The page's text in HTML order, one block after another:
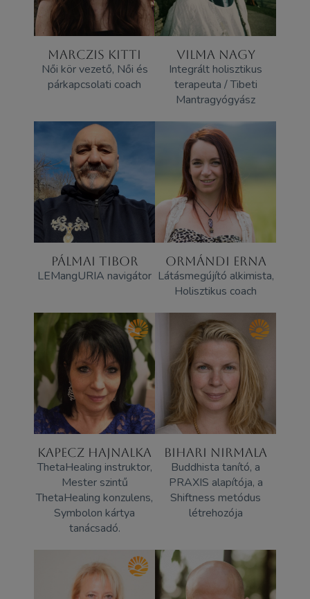
MARCZIS KITTI
Női kör vezető, Női és
párkapcsolati coach
VILMA NAGY
Integrált holisztikus
terapeuta / Tibeti
Mantragyógyász
PÁLMAI TIBOR
LEMangURIA navigátor
ORMÁNDI ERNA
Látásmegújító alkimista,
Holisztikus coach
KAPECZ HAJNALKA
ThetaHealing instruktor,
Mester szintű
ThetaHealing konzulens,
Symbolon kártya
tanácsadó.
BIHARI NIRMALA
Buddhista tanító, a
PRAXIS alapítója, a
Shiftness metódus
létrehozója